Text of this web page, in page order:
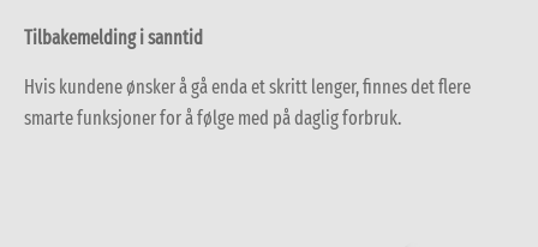
Tilbakemelding i sanntid
Hvis kundene ønsker å gå enda et skritt lenger, finnes det flere
smarte funksjoner for å følge med på daglig forbruk.